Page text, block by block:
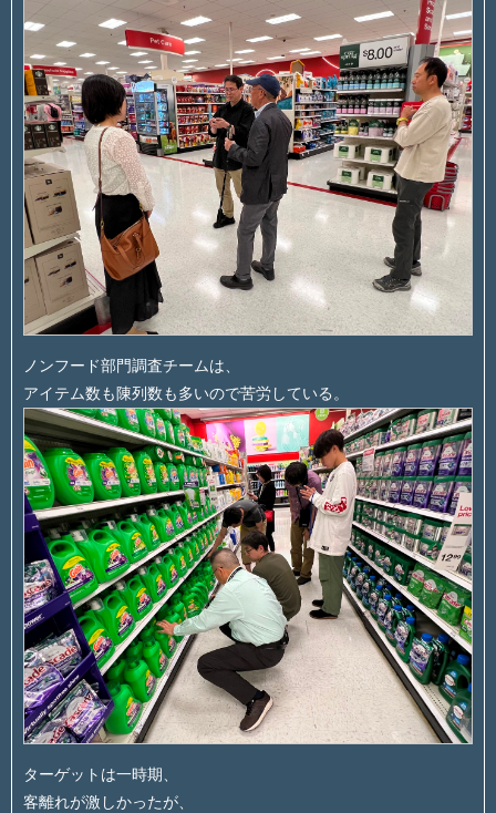
ノンフード部門調査チームは、
アイテム数も陳列数も多いので苦労している。
ターゲットは一時期、
客離れが激しかったが、